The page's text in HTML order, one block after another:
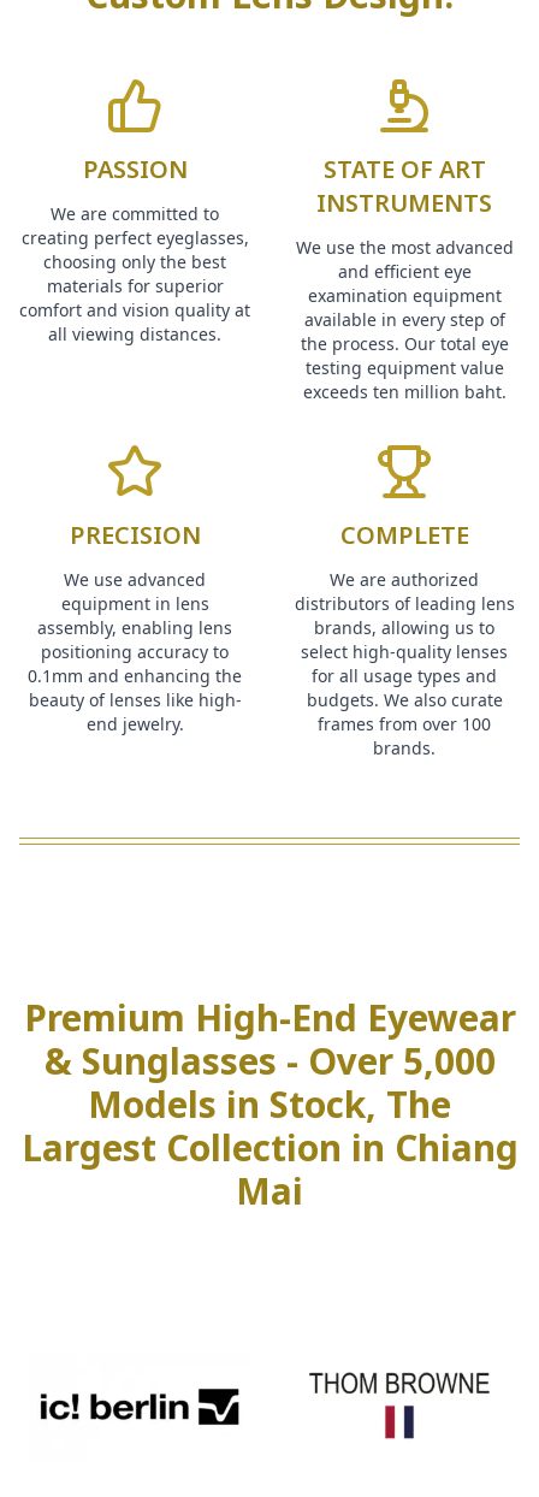
PASSION
We are committed to
creating perfect eyeglasses,
choosing only the best
materials for superior
comfort and vision quality at
all viewing distances.
STATE OF ART
INSTRUMENTS
We use the most advanced
and efficient eye
examination equipment
available in every step of
the process. Our total eye
testing equipment value
exceeds ten million baht.
PRECISION
We use advanced
equipment in lens
assembly, enabling lens
positioning accuracy to
0.1mm and enhancing the
beauty of lenses like high-
end jewelry.
COMPLETE
We are authorized
distributors of leading lens
brands, allowing us to
select high-quality lenses
for all usage types and
budgets. We also curate
frames from over 100
brands.
Premium High-End Eyewear
& Sunglasses - Over 5,000
Models in Stock, The
Largest Collection in Chiang
Mai